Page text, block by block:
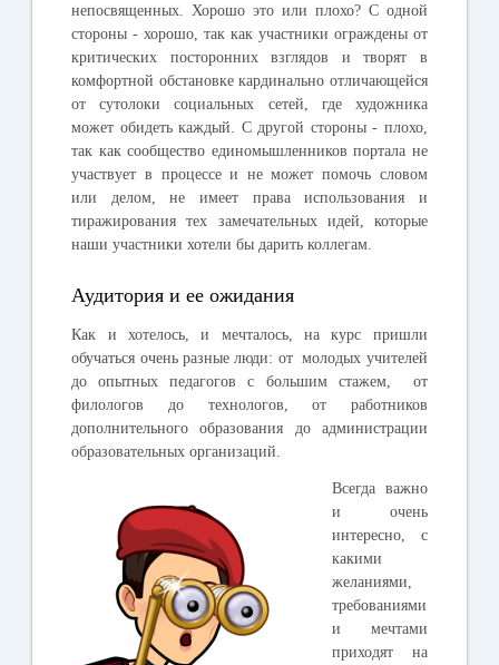
непосвященных. Хорошо это или плохо? С одной
стороны - хорошо, так как участники ограждены от
критических посторонних взглядов и творят в
комфортной обстановке кардинально отличающейся
от сутолоки социальных сетей, где художника
может обидеть каждый. С другой стороны - плохо,
так как сообщество единомышленников портала не
участвует в процессе и не может помочь словом
или делом, не имеет права использования и
тиражирования тех замечательных идей, которые
наши участники хотели бы дарить коллегам.
Аудитория и ее ожидания
Как и хотелось, и мечталось, на курс пришли
обучаться очень разные люди: от молодых учителей
до опытных педагогов с большим стажем, от
филологов до технологов, от работников
дополнительного образования до администрации
образовательных организаций.
Всегда важно
и очень
интересно, с
какими
желаниями,
требованиями
и мечтами
приходят на